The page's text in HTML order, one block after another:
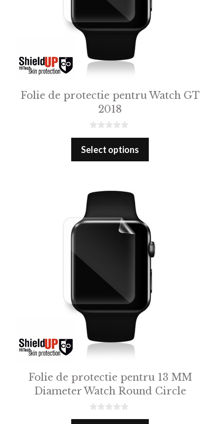
Folie de protectie pentru Watch GT
2018
0
u
Select options
Folie de protectie pentru 13 MM
Diameter Watch Round Circle
0